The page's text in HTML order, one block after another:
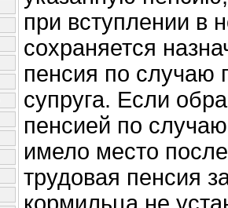
при вступлении в
сохраняется
пенсия по случаю
супруга. Если
пенсией по
имело место
трудовая пенсия